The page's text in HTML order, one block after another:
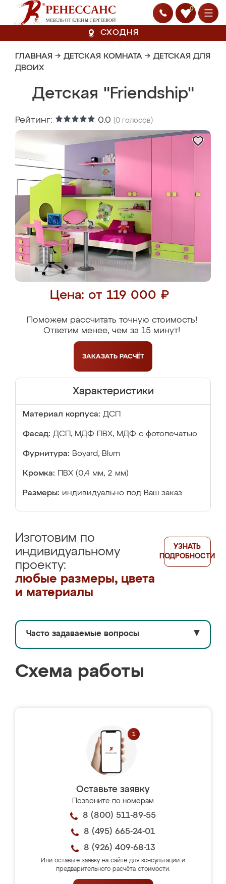
0
СХОДНЯ
ГЛАВНАЯ → ДЕТСКАЯ КОМНАТА → ДЕТСКАЯ ДЛЯ
ДВОИХ
Детская "Friendship"
Рейтинг: 0.0 (0 голосов)
Цена: от 119 000 ₽
Поможем рассчитать точную стоимость!
Ответим менее, чем за 15 минут!
ЗАКАЗАТЬ РАСЧЁТ
Характеристики
Материал корпуса: ДСП
Фасад: ДСП, МДФ ПВХ, МДФ с фотопечатью
Фурнитура: Boyard, Blum
Кромка: ПВХ (0,4 мм, 2 мм)
Размеры: индивидуально под Ваш заказ
Изготовим по
индивидуальному
проекту:
любые размеры, цвета
и материалы
УЗНАТЬ
ПОДРОБНОСТИ
Часто задаваемые вопросы ▼
Схема работы
Оставьте заявку
Позвоните по номерам
8 (800) 511-89-55
8 (495) 665-24-01
8 (926) 409-68-13
Или оставьте заявку на сайте для консультации и
предварительного расчёта стоимости.